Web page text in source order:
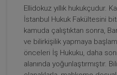
Sosyal Güvenlik Hukuku -
- VI. Oturum
Ellidokuz yıllık hukukçudur.
İstanbul Hukuk Fakültesini
kamuda çalıştıktan sonra,
ve bilirkişilik yapmaya
önceleri İş Hukuku, daha
alanında yoğunlaştırmıştır.